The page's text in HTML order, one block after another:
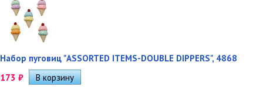
Набор пуговиц "ASSORTED ITEMS-DOUBLE DIPPERS", 4868
173 ₽